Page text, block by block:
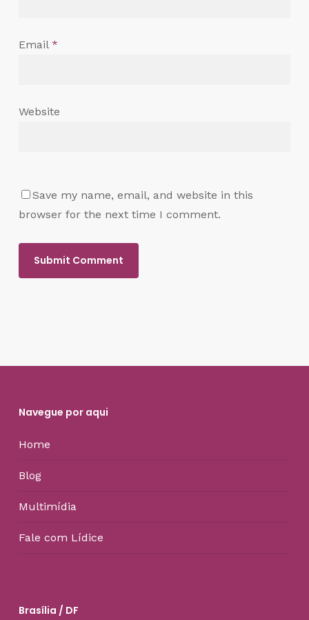
Email *
Website
Save my name, email, and website in this
browser for the next time I comment.
Navegue por aqui
Home
Blog
Multimídia
Fale com Lídice
Brasília / DF